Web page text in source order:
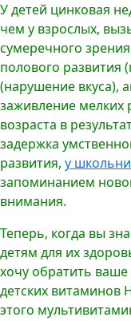
У детей цинковая
чем у взрослых,
сумеречного
полового развития
(нарушение вкуса),
заживление мелких
возраста в
задержка
развития, у
запоминанием
внимания.
Теперь, когда вы
детям для их
хочу обратить
детских витаминов
этого